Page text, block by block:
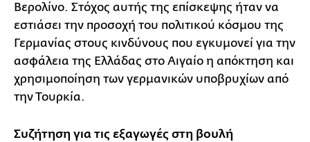
Βερολίνο. Στόχος αυτής της επίσκεψης ήταν να
εστιάσει την προσοχή του πολιτικού κόσμου της
Γερμανίας στους κινδύνους που εγκυμονεί για την
ασφάλεια της Ελλάδας στο Αιγαίο η απόκτηση και
χρησιμοποίηση των γερμανικών υποβρυχίων από
την Τουρκία.
Συζήτηση για τις εξαγωγές στη βουλή